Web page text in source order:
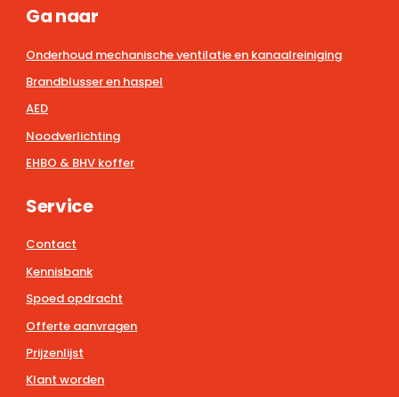
Ga naar
Onderhoud mechanische ventilatie en kanaalreiniging
Brandblusser en haspel
AED
Noodverlichting
EHBO & BHV koffer
Service
Contact
Kennisbank
Spoed opdracht
Offerte aanvragen
Prijzenlijst
Klant worden